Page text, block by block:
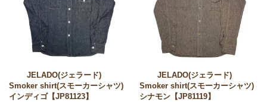
JELADO(ジェラード)
Smoker shirt(スモーカーシャツ)
インディゴ【JP81123】
JELADO(ジェラード)
Smoker shirt(スモーカーシャツ)
シナモン【JP81119】